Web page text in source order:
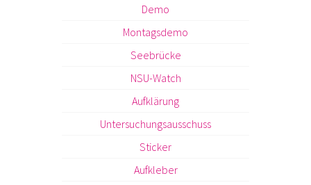
Demo
Montagsdemo
Seebrücke
NSU-Watch
Aufklärung
Untersuchungsausschuss
Sticker
Aufkleber